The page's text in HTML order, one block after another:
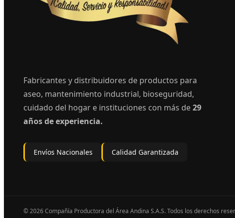
Fabricantes y distribuidores de productos para
aseo, mantenimiento industrial, bioseguridad,
cuidado del hogar e instituciones con más de29
años de experiencia.
Envíos Nacionales Calidad Garantizada
© 2026 Compañía Productora del Área Andina S.A.S. Todos los derechos